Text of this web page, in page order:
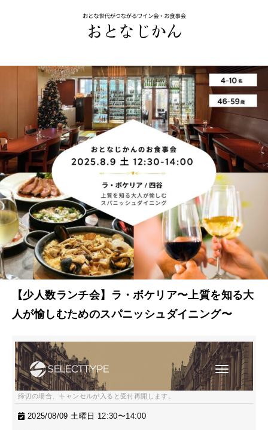
【少人数ランチ会】ラ・ボケリア〜上質を知る大
人が愉しむためのスパニッシュダイニング〜
締切の場合、キャンセルが入ると受付再開します。
2025/08/09 土曜日 12:30〜14:00